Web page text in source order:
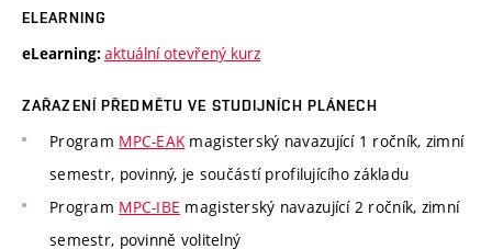
ELEARNING
eLearning: aktuální otevřený kurz
ZAŘAZENÍ PŘEDMĚTU VE STUDIJNÍCH PLÁNECH
Program MPC-EAKmagisterský navazující 1 ročník, zimní
semestr, povinný, je součástí profilujícího základu
Program MPC-IBE magisterský navazující 2 ročník, zimní
semestr, povinně volitelný